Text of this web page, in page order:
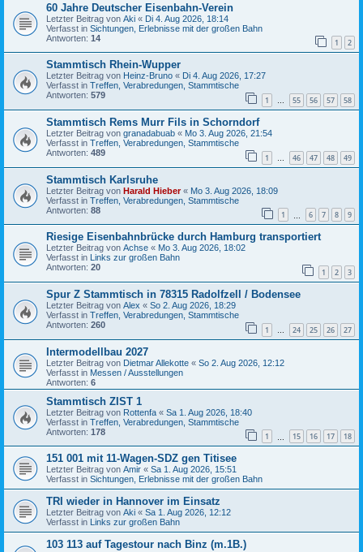
60 Jahre Deutscher Eisenbahn-Verein
Letzter Beitrag von Aki « Di 4. Aug 2026, 18:14
Verfasst in Sichtungen, Erlebnisse mit der großen Bahn
Antworten: 14 1 2
Stammtisch Rhein-Wupper
Letzter Beitrag von Heinz-Bruno « Di 4. Aug 2026, 17:27
Verfasst in Treffen, Verabredungen, Stammtische
Antworten: 579 1 … 55 56 57 58
Stammtisch Rems Murr Fils in Schorndorf
Letzter Beitrag von granadabuab « Mo 3. Aug 2026, 21:54
Verfasst in Treffen, Verabredungen, Stammtische
Antworten: 489 1 … 46 47 48 49
Stammtisch Karlsruhe
Letzter Beitrag von Harald Hieber« Mo 3. Aug 2026, 18:09
Verfasst in Treffen, Verabredungen, Stammtische
Antworten: 88 1 6 7 8 9
Riesige Eisenbahnbrücke durch Hamburg transportiert
Letzter Beitrag von Achse « Mo 3. Aug 2026, 18:02
Verfasst in
Links zur großen Bahn
Antworten: 20 1 2 3
Spur Z Stammtisch in 78315 Radolfzell / Bodensee
Letzter Beitrag von Alex « So 2. Aug 2026, 18:29
Verfasst in Treffen, Verabredungen, Stammtische
Antworten: 260 1 … 24 25 26 27
Intermodellbau 2027
Letzter Beitrag von Dietmar Allekotte « So 2. Aug 2026, 12:12
Verfasst in Messen / Ausstellungen
Antworten: 6
Stammtisch ZIST 1
Letzter Beitrag von Rottenfa « Sa 1. Aug 2026, 18:40
Verfasst in Treffen, Verabredungen, Stammtische
Antworten: 178 1 15 16 17 18
151 001 mit 11-Wagen-SDZ gen Titisee
Letzter Beitrag von Amir « Sa 1. Aug 2026, 15:51
Verfasst in Sichtungen, Erlebnisse mit der großen Bahn
TRI wieder in Hannover im Einsatz
Letzter Beitrag von Aki « Sa 1. Aug 2026, 12:12
Verfasst in Links zur großen Bahn
103 113 auf Tagestour nach Binz (m.1B.)